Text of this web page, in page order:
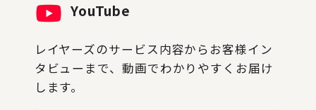
YouTube
レイヤーズのサービス内容からお客様イン
タビューまで、動画でわかりやすくお届け
します。